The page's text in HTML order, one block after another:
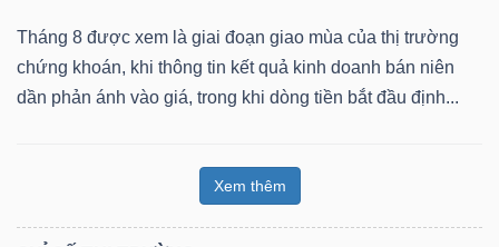
Tháng 8 được xem là giai đoạn giao mùa của thị trường
chứng khoán, khi thông tin kết quả kinh doanh bán niên
dần phản ánh vào giá, trong khi dòng tiền bắt đầu định...
Xem thêm